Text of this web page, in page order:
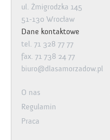
ul. Żmigrodzka 145
51-130 Wrocław
Dane kontaktowe
tel. 71 328 77 77
fax. 71 738 24 77
biuro@dlasamorzadow.pl
O nas
Regulamin
Praca